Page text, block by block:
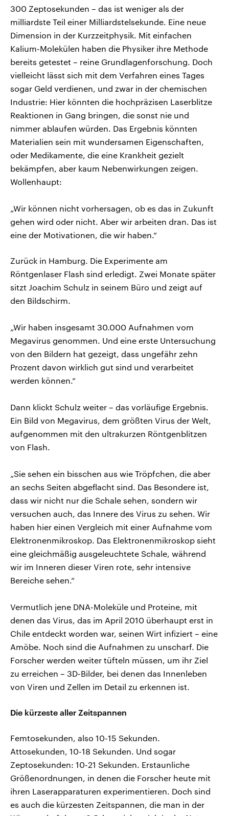
300 Zeptosekunden – das ist weniger als der
milliardste Teil einer Milliardstelsekunde. Eine neue
Dimension in der Kurzzeitphysik. Mit einfachen
Kalium-Molekülen haben die Physiker ihre Methode
bereits getestet – reine Grundlagenforschung. Doch
vielleicht lässt sich mit dem Verfahren eines Tages
sogar Geld verdienen, und zwar in der chemischen
Industrie: Hier könnten die hochpräzisen Laserblitze
Reaktionen in Gang bringen, die sonst nie und
nimmer ablaufen würden. Das Ergebnis könnten
Materialien sein mit wundersamen Eigenschaften,
oder Medikamente, die eine Krankheit gezielt
bekämpfen, aber kaum Nebenwirkungen zeigen.
Wollenhaupt:
„Wir können nicht vorhersagen, ob es das in Zukunft
gehen wird oder nicht. Aber wir arbeiten dran. Das ist
eine der Motivationen, die wir haben.“
Zurück in Hamburg. Die Experimente am
Röntgenlaser Flash sind erledigt. Zwei Monate später
sitzt Joachim Schulz in seinem Büro und zeigt auf
den Bildschirm.
„Wir haben insgesamt 30.000 Aufnahmen vom
Megavirus genommen. Und eine erste Untersuchung
von den Bildern hat gezeigt, dass ungefähr zehn
Prozent davon wirklich gut sind und verarbeitet
werden können.“
Dann klickt Schulz weiter – das vorläufige Ergebnis.
Ein Bild von Megavirus, dem größten Virus der Welt,
aufgenommen mit den ultrakurzen Röntgenblitzen
von Flash.
„Sie sehen ein bisschen aus wie Tröpfchen, die aber
an sechs Seiten abgeflacht sind. Das Besondere ist,
dass wir nicht nur die Schale sehen, sondern wir
versuchen auch, das Innere des Virus zu sehen. Wir
haben hier einen Vergleich mit einer Aufnahme vom
Elektronenmikroskop. Das Elektronenmikroskop sieht
eine gleichmäßig ausgeleuchtete Schale, während
wir im Inneren dieser Viren rote, sehr intensive
Bereiche sehen.“
Vermutlich jene DNA-Moleküle und Proteine, mit
denen das Virus, das im April 2010 überhaupt erst in
Chile entdeckt worden war, seinen Wirt infiziert – eine
Amöbe. Noch sind die Aufnahmen zu unscharf. Die
Forscher werden weiter tüfteln müssen, um ihr Ziel
zu erreichen – 3D-Bilder, bei denen das Innenleben
von Viren und Zellen im Detail zu erkennen ist.
Die kürzeste aller Zeitspannen
Femtosekunden, also 10-15 Sekunden.
Attosekunden, 10-18 Sekunden. Und sogar
Zeptosekunden: 10-21 Sekunden. Erstaunliche
Größenordnungen, in denen die Forscher heute mit
ihren Laserapparaturen experimentieren. Doch sind
es auch die kürzesten Zeitspannen, die man in der